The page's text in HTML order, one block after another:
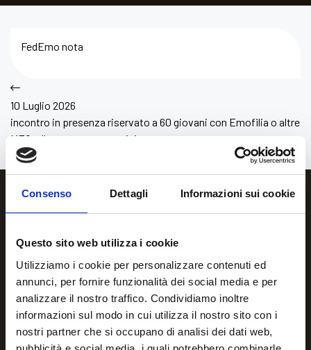
Consenso Dettagli Informazioni sui cookie
Questo sito web utilizza i cookie
Utilizziamo i cookie per personalizzare contenuti ed
annunci, per fornire funzionalità dei social media e per
analizzare il nostro traffico. Condividiamo inoltre
informazioni sul modo in cui utilizza il nostro sito con i
nostri partner che si occupano di analisi dei dati web,
FedEmo nota
10 Luglio 2026
incontro in presenza riservato a 60 giovani con Emofilia o altre
MEC, alle ragazze portatrici
Per qualsiasi informazione o